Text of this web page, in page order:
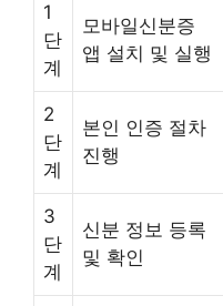
1
단
계
모바일신분증
앱 설치 및 실행
2
단
계
본인 인증 절차
진행
3
단
계
신분 정보 등록
및 확인